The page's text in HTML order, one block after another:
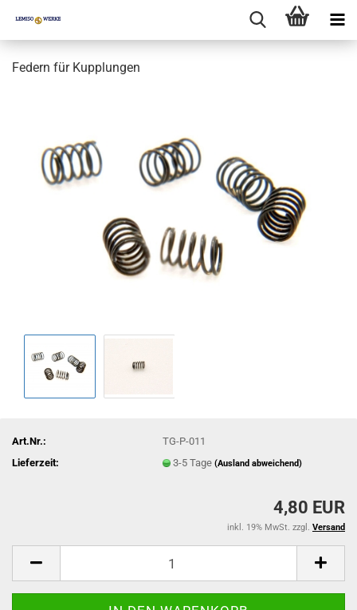
Federn für Kupplungen
Art.Nr.:
TG-P-011
Lieferzeit:
3-5 Tage(Ausland abweichend)
4,80 EUR
inkl. 19% MwSt. zzgl. Versand